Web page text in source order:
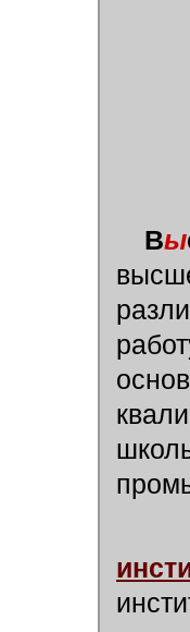
Вы
К